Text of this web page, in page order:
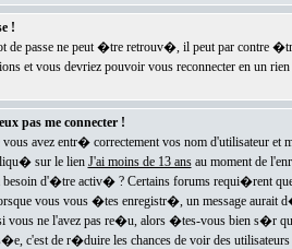
!
de passe ne peut �tre retrouv�, il peut par contre
et vous devriez pouvoir vous reconnecter en un rien
pas me connecter !
avez entr� correctement vos nom d'utilisateur
sur le lien J'ai moins de 13 ansau moment de
d'�tre activ� ? Certains forums requi�rent
vous vous �tes enregistr�, un message aurait
vous ne l'avez pas re�u, alors �tes-vous bien s�r
c'est de r�duire les chances de voir des